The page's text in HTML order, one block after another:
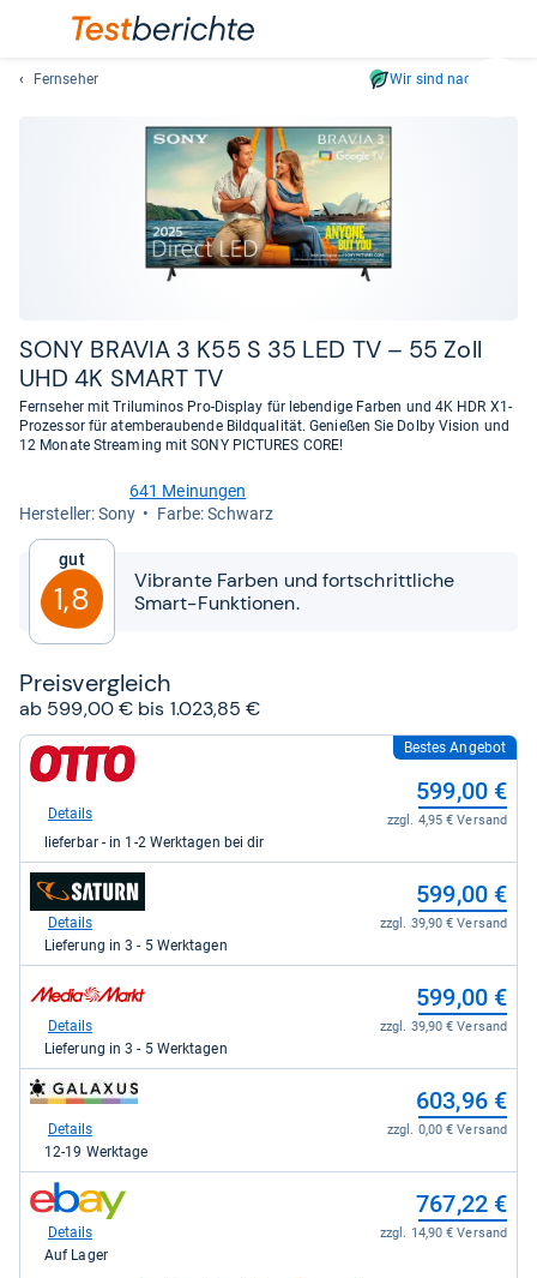
sich
Fernseher Wir sind nachhaltig
SONY BRA­VIA 3 K55 S 35 LED TV – 55 Zoll
UHD 4K SMART TV
Fernseher mit Triluminos Pro-Display für lebendige Farben und 4K HDR X1-
Prozessor für atemberaubende Bildqualität. Genießen Sie Dolby Vision und
12 Monate Streaming mit SONY PICTURES CORE!
von
Sternen
641 Meinungen
Her­stel­ler: Sony
Farbe: Schwarz
Gut
1,8
Vibrante Farben und fortschrittliche
Smart-Funktionen.
Preis­ver­gleich
ab 599,00 € bis 1.023,85 €
zum
Shop:
Otto.de
599,00
kaufen.
Bestes Angebot
599,00 €
zzgl. 4,95 € Versand
Details
lieferbar - in 1-2 Werktagen bei dir
zum
Shop:
Saturn
kaufen.
599,00 €
zzgl. 39,90 € Versand
Details
Lieferung in 3 - 5 Werktagen
zum
Shop:
Media
für
599,00
599,00 €
zzgl. 39,90 € Versand
Details
Lieferung in 3 - 5 Werktagen
zum
Shop:
galaxus
603,96
kaufen.
603,96 €
zzgl. 0,00 € Versand
Details
12-19 Werktage
zum
Shop:
eBay
767,22 €
zzgl. 14,90 € Versand
Details
Auf Lager